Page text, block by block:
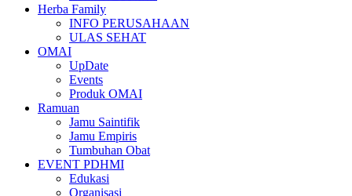
Herba Family
INFO PERUSAHAAN
ULAS SEHAT
OMAI
UpDate
Events
Produk OMAI
Ramuan
Jamu Saintifik
Jamu Empiris
Tumbuhan Obat
EVENT PDHMI
Edukasi
Organisasi